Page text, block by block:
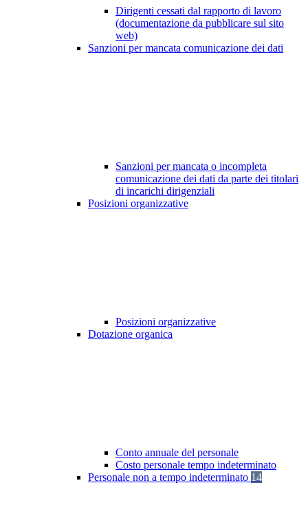
Dirigenti cessati dal rapporto di lavoro
(documentazione da pubblicare sul sito
web)
Sanzioni per mancata comunicazione dei dati
Sanzioni per mancata o incompleta
comunicazione dei dati da parte dei titolari
di incarichi dirigenziali
Posizioni organizzative
Posizioni organizzative
Dotazione organica
Conto annuale del personale
Costo personale tempo indeterminato
Personale non a tempo indeterminato 14